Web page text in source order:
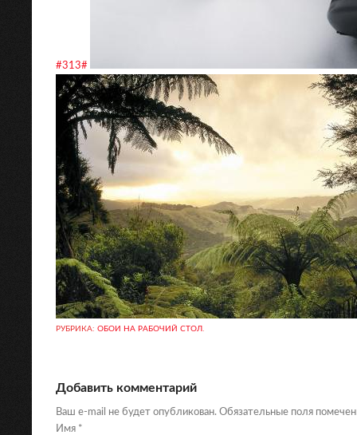
#313#
РУБРИКА: ОБОИ НА РАБОЧИЙ СТОЛ.
Добавить комментарий
Ваш e-mail не будет опубликован. Обязательные поля
Имя *